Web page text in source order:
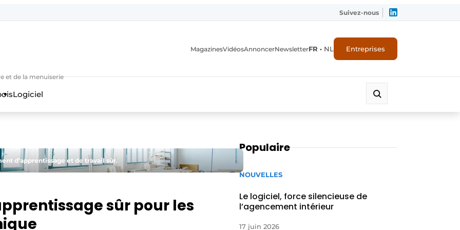
Suivez-nous
et de la menuiserie
MagazinesVidéosAnnoncerNewsletterFR • NL Entreprises
Logiciel
d’apprentissage et de travail sûr.
sûr pour les
Populaire
NOUVELLES
Le logiciel, force silencieuse de
l’agencement intérieur
17 juin 2026